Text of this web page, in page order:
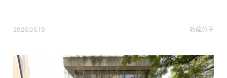
2026.05.19 收藏分享